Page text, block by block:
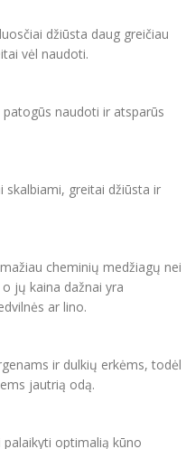
džiūsta daug greičiau
vėl naudoti.
naudoti ir atsparūs
skalbiami, greitai džiūsta ir
cheminių medžiagų nei
jų kaina dažnai yra
ar lino.
ir dulkių erkėms, todėl
jautrią odą.
optimalią kūno